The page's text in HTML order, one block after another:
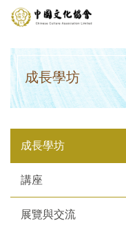
成長學坊
成長學坊
講座
展覽與交流